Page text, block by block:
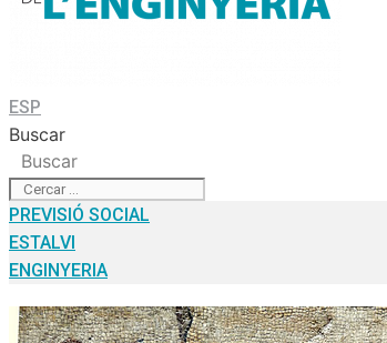
ESP
Buscar
Buscar
PREVISIÓ SOCIAL
ESTALVI
ENGINYERIA